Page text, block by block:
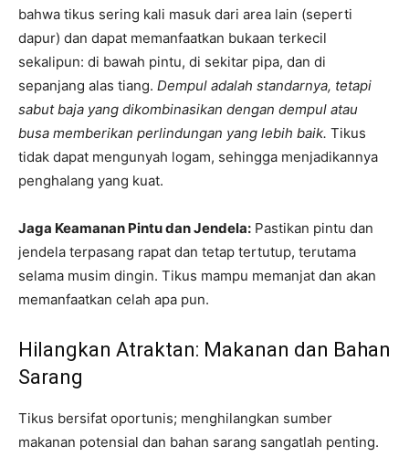
bahwa tikus sering kali masuk dari area lain (seperti
dapur) dan dapat memanfaatkan bukaan terkecil
sekalipun: di bawah pintu, di sekitar pipa, dan di
sepanjang alas tiang. Dempul adalah standarnya, tetapi
sabut baja yang dikombinasikan dengan dempul atau
busa memberikan perlindungan yang lebih baik. Tikus
tidak dapat mengunyah logam, sehingga menjadikannya
penghalang yang kuat.
Jaga Keamanan Pintu dan Jendela: Pastikan pintu dan
jendela terpasang rapat dan tetap tertutup, terutama
selama musim dingin. Tikus mampu memanjat dan akan
memanfaatkan celah apa pun.
Hilangkan Atraktan: Makanan dan Bahan
Sarang
Tikus bersifat oportunis; menghilangkan sumber
makanan potensial dan bahan sarang sangatlah penting.